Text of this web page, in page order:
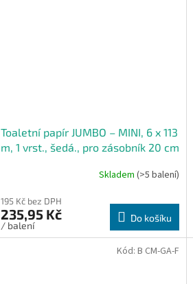
Toaletní papír JUMBO – MINI, 6 x 113
m, 1 vrst., šedá., pro zásobník 20 cm
Skladem (>5 balení)
195 Kč bez DPH
235,95 Kč
/ balení
Do košíku
Kód: B CM-GA-F